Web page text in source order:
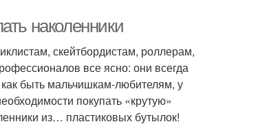
наколенники
скейтбордистам, роллерам,
все ясно: они всегда
быть мальчишкам-любителям, у
покупать «крутую»
из… пластиковых бутылок!